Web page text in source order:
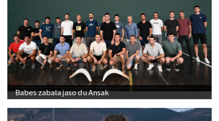
Babes zabala jaso du Ansak